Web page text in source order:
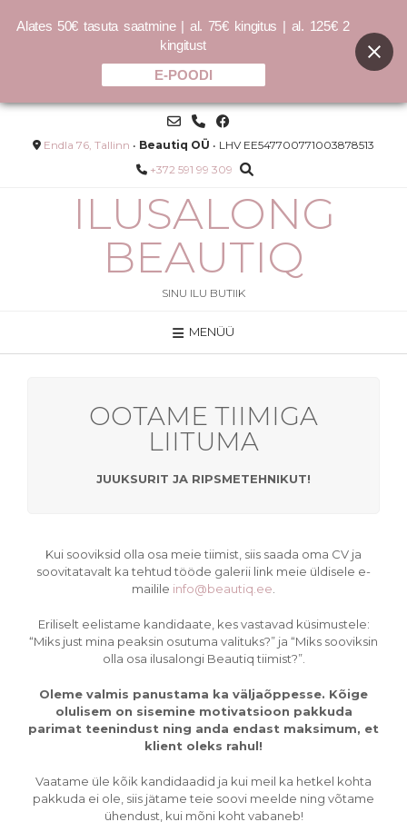
COCOCHOCO Clarifying
Shampoo 150ml /400ml /1000ml -
LISA
Skip
contentEndla 76, Tallinn • Beautiq OÜ • LHV EE547700771003878513
+372 591 99 309
ILUSALONG
BEAUTIQ
SINU ILU BUTIIK
MENÜÜ
OOTAME TIIMIGA
LIITUMA
JUUKSURIT JA RIPSMETEHNIKUT!
Kui sooviksid olla osa meie tiimist, siis saada oma CV ja
soovitatavalt ka tehtud tööde galerii link meie üldisele e-
mailile info@beautiq.ee
Eriliselt eelistame kandidaate, kes vastavad küsimustele:
“Miks just mina peaksin osutuma valituks?” ja “Miks sooviksin
olla osa ilusalongi Beautiq tiimist?”.
Oleme valmis panustama ka väljaõppesse. Kõige
olulisem on sisemine motivatsioon pakkuda
parimat teenindust ning anda endast maksimum, et
klient oleks rahul!
Vaatame üle kõik kandidaadid ja kui meil ka hetkel kohta
pakkuda ei ole, siis jätame teie soovi meelde ning võtame
ühendust, kui mõni koht vabaneb!
Alates 50€ tasuta saatmine | al. 75€ kingitus | al. 125€ 2
kingitust
E-POODI